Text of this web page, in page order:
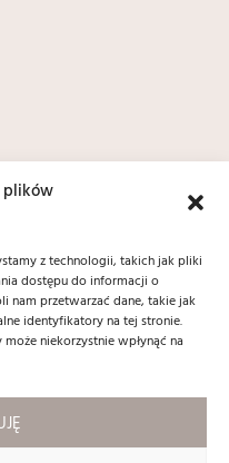
plików
z technologii, takich jak pliki
dostępu do informacji o
nam przetwarzać dane, takie jak
identyfikatory na tej stronie.
niekorzystnie wpłynąć na